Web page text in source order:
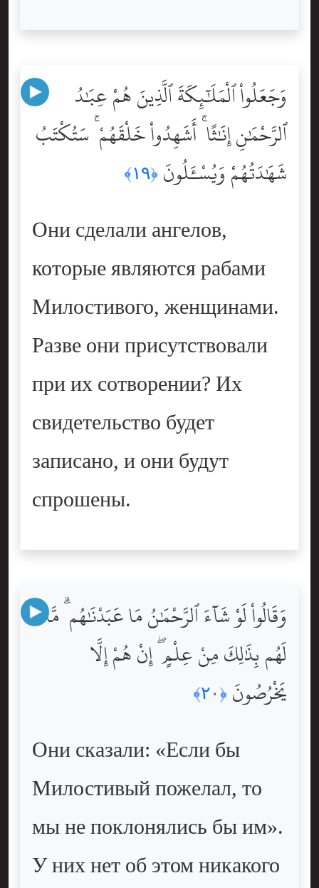
وَجَعَلُواْ ٱلْمَلَٰٓئِكَةَ ٱلَّذِينَ هُمْ عِبَٰدُ
ٱلرَّحْمَٰنِ إِنَٰثًا ۚ أَشَهِدُواْ خَلْقَهُمْ ۚ سَتُكْتَبُ
شَهَٰدَتُهُمْ وَيُسْـَٔلُونَ ﴿١٩﴾
Они сделали ангелов,
которые являются рабами
Милостивого, женщинами.
Разве они присутствовали
при их сотворении? Их
свидетельство будет
записано, и они будут
спрошены.
وَقَالُواْ لَوْ شَآءَ ٱلرَّحْمَٰنُ مَا عَبَدْنَٰهُم ۗ مَّا
لَهُم بِذَٰلِكَ مِنْ عِلْمٍ ۖ إِنْ هُمْ إِلَّا
يَخْرُصُونَ ﴿٢٠﴾
Они сказали: «Если бы
Милостивый пожелал, то
мы не поклонялись бы им».
У них нет об этом никакого